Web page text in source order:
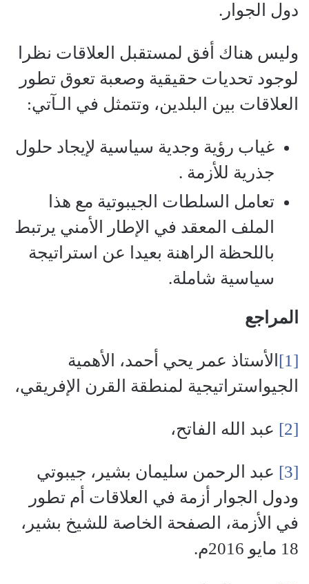
دول الجوار.
وليس هناك أفق لمستقبل العلاقات نظرا
لوجود تحديات حقيقية وصعبة تعوق تطور
العلاقات بين البلدين، وتتمثل في الـآتي:
غياب رؤية وجدية سياسية لإيجاد حلول
جذرية للأزمة .
تعامل السلطات الجيبوتية مع هذا
الملف المعقد في الإطار الأمني يرتبط
باللحظة الراهنة بعيدا عن استراتيجة
سياسية شاملة.
المراجع
[1]
الأستاذ عمر يحي أحمد، الأهمية
الجيواستراتيجية لمنطقة القرن الإفريقي،
[2] عبد الله الفاتح،
[3]
عبد الرحمن سليمان بشير، جيبوتي
ودول الجوار أزمة في العلاقات أم تطور
في الأزمة، الصفحة الخاصة للشيخ بشير،
18 مايو 2016م.